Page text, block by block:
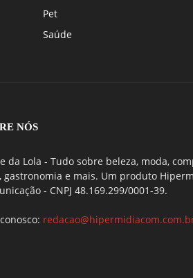
Pet
Saúde
NÓS
da Lola - Tudo sobre beleza, moda,
gastronomia e mais. Um produto
- CNPJ 48.169.299/0001-39.